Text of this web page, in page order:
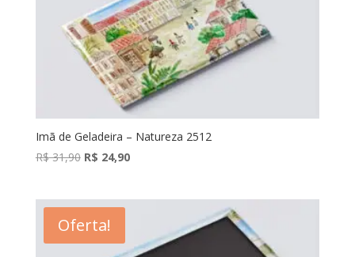
Imã de Geladeira – Natureza 2512
R$31,90 O
era:
R$ 31,90.
R$ 24,90O
R$ 24,90.
Oferta!